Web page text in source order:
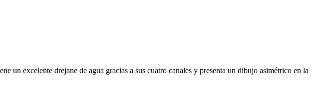
excelente drejane de agua gracias a sus cuatro canales y presenta un dibujo asimétrico en la